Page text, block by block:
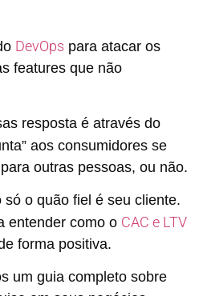
DevOps para atacar os
features que não
resposta é através do
aos consumidores se
outras pessoas, ou não.
o quão fiel é seu cliente.
entender como o CAC e LTV
forma positiva.
um guia completo sobre